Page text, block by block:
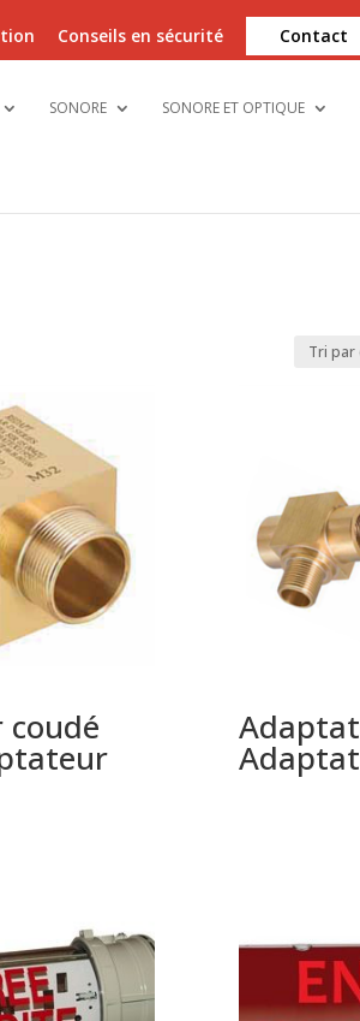
Conseils en sécurité Contact
SONORE SONORE ET OPTIQUE